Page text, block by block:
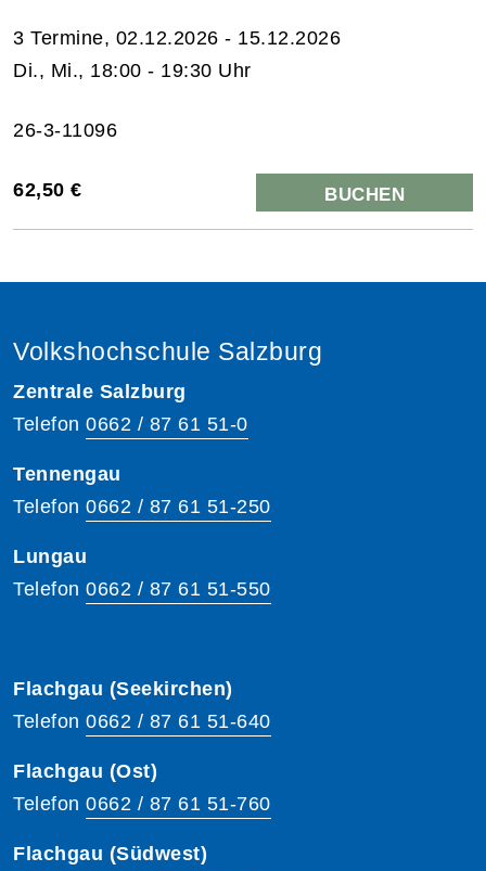
3 Termine, 02.12.2026 - 15.12.2026
Di., Mi., 18:00 - 19:30 Uhr
26-3-11096
62,50 € BUCHEN
Volkshochschule Salzburg
Zentrale Salzburg
Telefon 0662 / 87 61 51-0
Tennengau
Telefon 0662 / 87 61 51-250
Lungau
Telefon 0662 / 87 61 51-550
Flachgau (Seekirchen)
Telefon 0662 / 87 61 51-640
Flachgau (Ost)
Telefon 0662 / 87 61 51-760
Flachgau (Südwest)